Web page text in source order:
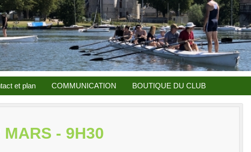
et plan COMMUNICATION BOUTIQUE DU CLUB
- 9H30